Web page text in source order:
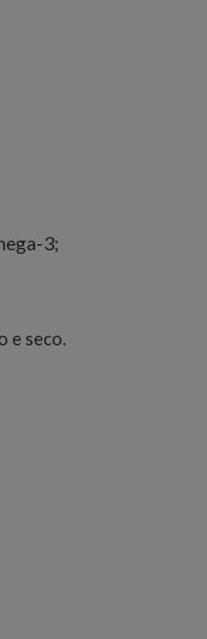
3;
e seco.